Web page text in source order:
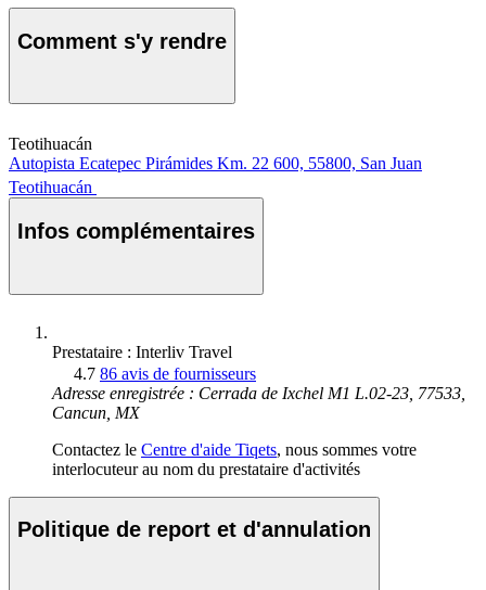
Comment s'y rendre
Teotihuacán
Autopista Ecatepec Pirámides Km. 22 600, 55800, San Juan
Teotihuacán
Infos complémentaires
Prestataire : Interliv Travel
4.7 86 avis de fournisseurs
Adresse enregistrée : Cerrada de Ixchel M1 L.02-23, 77533,
Cancun, MX
Contactez le Centre d'aide Tiqets, nous sommes votre
interlocuteur au nom du prestataire d'activités
Politique de report et d'annulation